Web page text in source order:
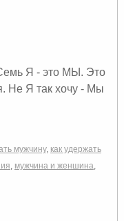
Я - это МЫ. Это
Не Я так хочу - Мы
мужчину, как удержать
, мужчина и женшина,